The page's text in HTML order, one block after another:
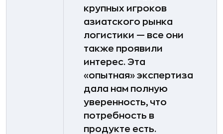
крупных игроков
азиатского рынка
логистики — ­все они
также проявили
интерес. Эта
«опытная» экспертиза
дала нам полную
уверенность, что
потребность в
продукте есть.